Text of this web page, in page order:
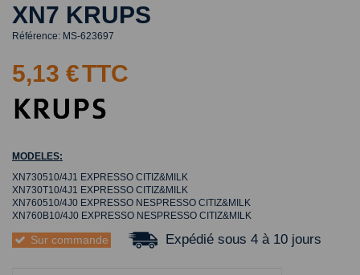
XN7 KRUPS
Référence: MS-623697
5,13 €TTC
MODELES:
XN730510/4J1 EXPRESSO CITIZ&MILK
XN730T10/4J1 EXPRESSO CITIZ&MILK
XN760510/4J0 EXPRESSO NESPRESSO CITIZ&MILK
XN760B10/4J0 EXPRESSO NESPRESSO CITIZ&MILK
Sur commande Expédié sous 4 à 10 jours